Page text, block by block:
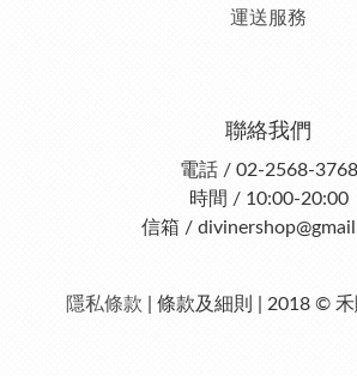
運送服務
聯絡我們
電話 / 02-2568-3768
時間 / 10:00-20:00
信箱 /
隱私條款 | 條款及細則 | 2018 ©